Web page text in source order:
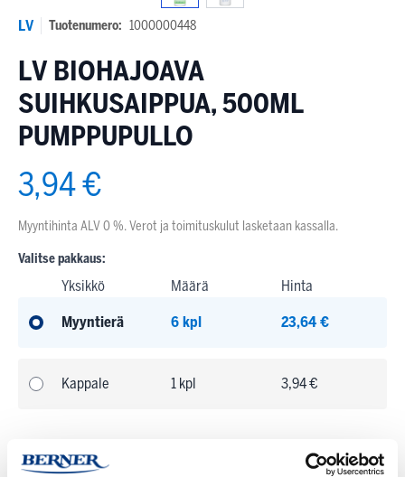
LV Tuotenumero: 1000000448
LV BIOHAJOAVA
SUIHKUSAIPPUA, 500ML
PUMPPUPULLO
3,94 €
Myyntihinta ALV 0 %. Verot ja toimituskulut lasketaan kassalla.
Valitse pakkaus:
Yksikkö Määrä Hinta
Myyntierä 6 kpl 23,64 €
Kappale 1 kpl 3,94 €
Tilapäisesti loppu,